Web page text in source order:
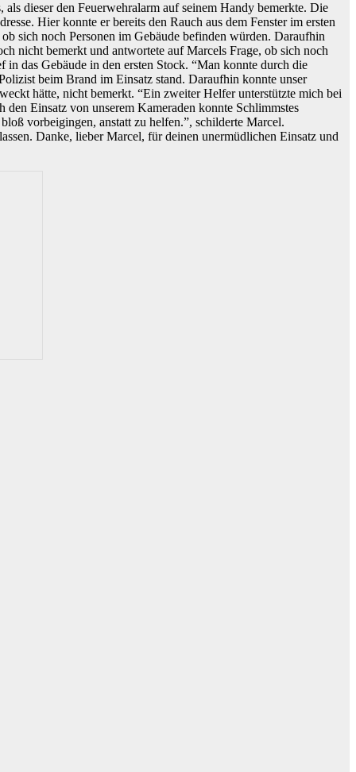
dieser den Feuerwehralarm auf seinem Handy bemerkte. Die
Hier konnte er bereits den Rauch aus dem Fenster im ersten
sich noch Personen im Gebäude befinden würden. Daraufhin
nicht bemerkt und antwortete auf Marcels Frage, ob sich noch
das Gebäude in den ersten Stock. “Man konnte durch die
beim Brand im Einsatz stand. Daraufhin konnte unser
hätte, nicht bemerkt. “Ein zweiter Helfer unterstützte mich bei
Einsatz von unserem Kameraden konnte Schlimmstes
vorbeigingen, anstatt zu helfen.”, schilderte Marcel.
Danke, lieber Marcel, für deinen unermüdlichen Einsatz und